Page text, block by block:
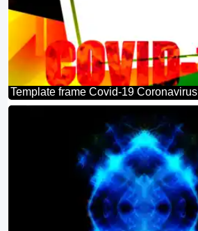
Template frame Covid-19 Coronavirus